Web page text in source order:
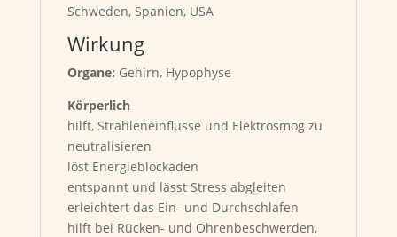
Schweden, Spanien, USA
Wirkung
Organe: Gehirn, Hypophyse
Körperlich
hilft, Strahleneinflüsse und Elektrosmog zu
neutralisieren
löst Energieblockaden
entspannt und lässt Stress abgleiten
erleichtert das Ein- und Durchschlafen
hilft bei Rücken- und Ohrenbeschwerden,